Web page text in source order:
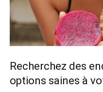
Recherchez des
options saines à